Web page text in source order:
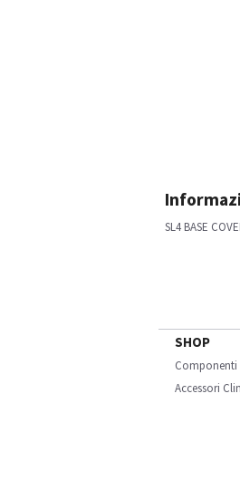
SL4 BASE
SHOP
Componenti
Accessori